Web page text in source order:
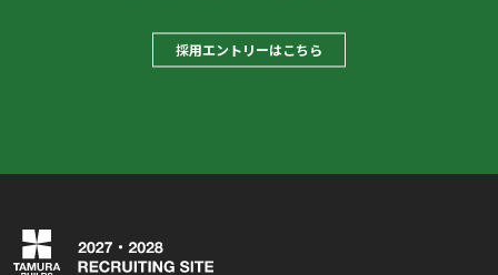
採用エントリーはこちら